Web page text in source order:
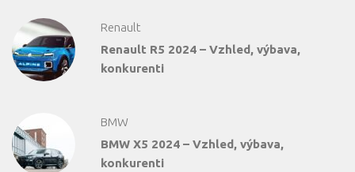
Renault
Renault R5 2024 – Vzhled, výbava,
konkurenti
BMW
BMW X5 2024 – Vzhled, výbava,
konkurenti